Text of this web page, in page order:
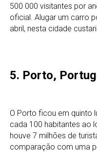
500 000 visitantes por
oficial. Alugar um carro
abril, nesta cidade
5. Porto,
O Porto ficou em quinto
cada 100 habitantes ao
houve 7 milhões de
comparação com uma